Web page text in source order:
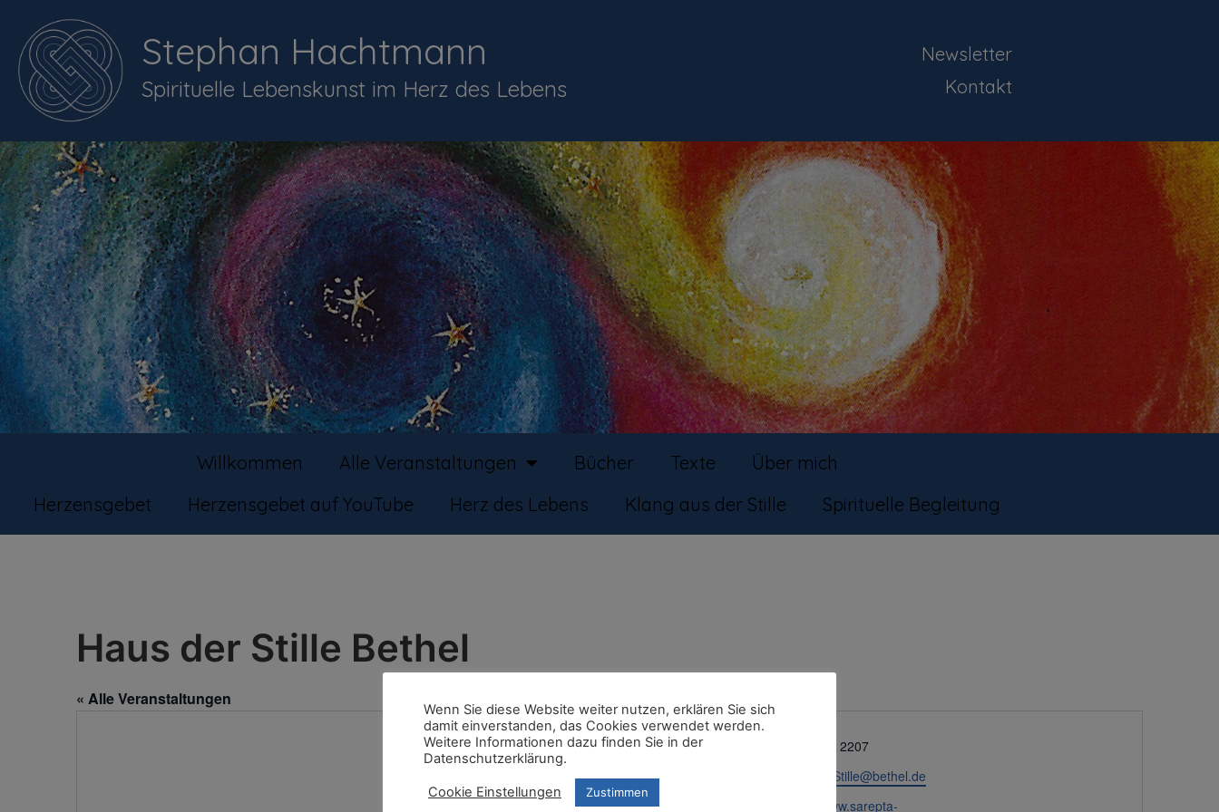
Stephan Hachtmann
Spirituelle Lebenskunst im Herz des Lebens
Newsletter
Kontakt
Willkommen Alle Veranstaltungen Bücher Texte
Über mich
Herzensgebet
Herzensgebet auf YouTube Herz des Lebens Klang aus der Stille Spirituelle Begleitung
Haus der Stille Bethel
« Alle Veranstaltungen
0521 144 2207
HausDerStille@bethel.de
https://www.sarepta-
Wenn Sie diese Website weiter nutzen, erklären Sie sich
damit einverstanden, das Cookies verwendet werden.
Weitere Informationen dazu finden Sie in der
Datenschutzerklärung.
Cookie Einstellungen Zustimmen